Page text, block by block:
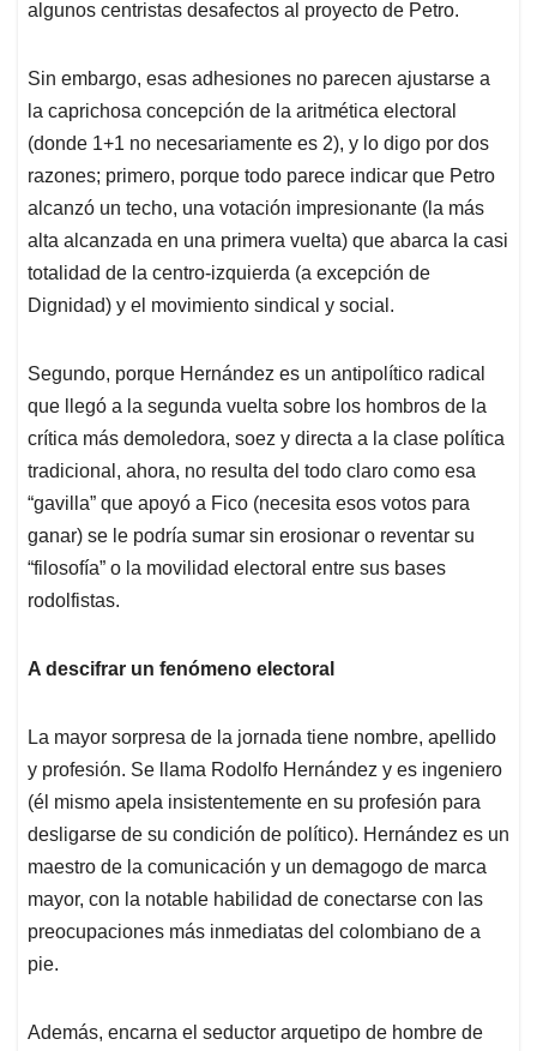
algunos centristas desafectos al proyecto de Petro.
Sin embargo, esas adhesiones no parecen ajustarse a
la caprichosa concepción de la aritmética electoral
(donde 1+1 no necesariamente es 2), y lo digo por dos
razones; primero, porque todo parece indicar que Petro
alcanzó un techo, una votación impresionante (la más
alta alcanzada en una primera vuelta) que abarca la casi
totalidad de la centro-izquierda (a excepción de
Dignidad) y el movimiento sindical y social.
Segundo, porque Hernández es un antipolítico radical
que llegó a la segunda vuelta sobre los hombros de la
crítica más demoledora, soez y directa a la clase política
tradicional, ahora, no resulta del todo claro como esa
“gavilla” que apoyó a Fico (necesita esos votos para
ganar) se le podría sumar sin erosionar o reventar su
“filosofía” o la movilidad electoral entre sus bases
rodolfistas.
A descifrar un fenómeno electoral
La mayor sorpresa de la jornada tiene nombre, apellido
y profesión. Se llama Rodolfo Hernández y es ingeniero
(él mismo apela insistentemente en su profesión para
desligarse de su condición de político). Hernández es un
maestro de la comunicación y un demagogo de marca
mayor, con la notable habilidad de conectarse con las
preocupaciones más inmediatas del colombiano de a
pie.
Además, encarna el seductor arquetipo de hombre de